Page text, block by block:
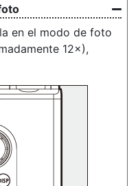
en el modo de foto
12×),